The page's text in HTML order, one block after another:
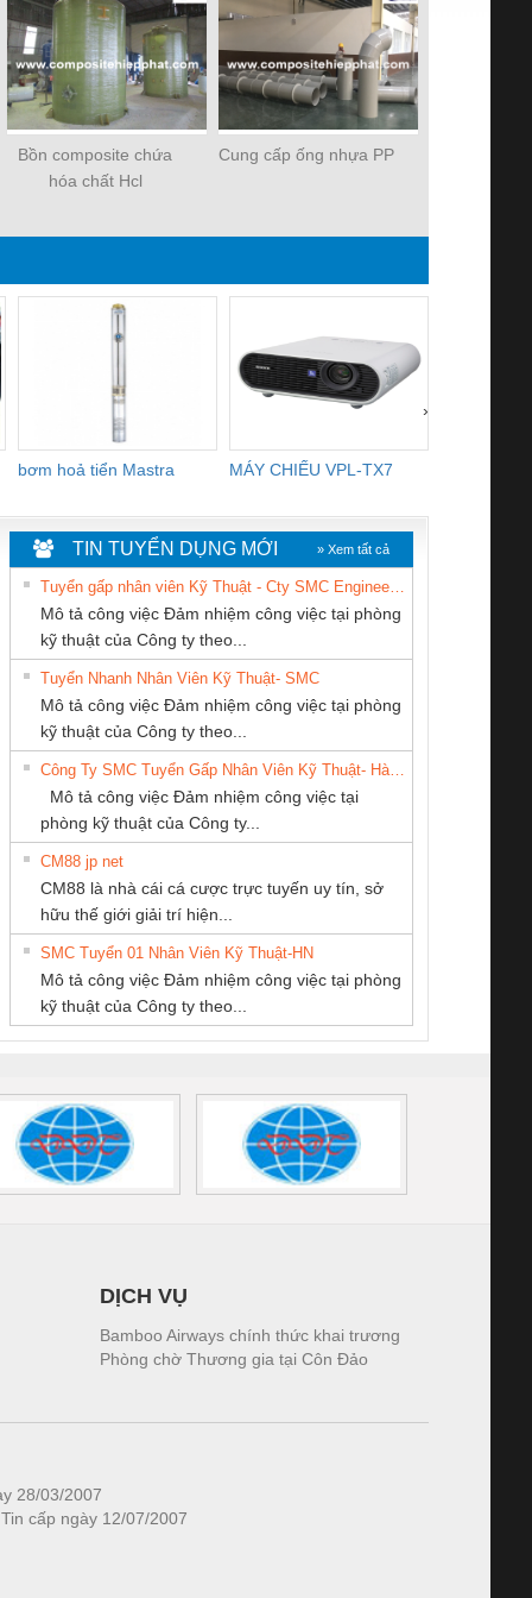
Bồn composite chứa
hóa chất Hcl
Cung cấp ống nhựa PP
bơm hoả tiển Mastra MÁY CHIẾU VPL-TX7
›
An Toàn
Contact
– PSR-
SCP-
FSP/2X1/1X2
sát chuỗi
tấm pin
16I+
(2502520000)
Bộ giám sát chuỗi
tấm pin
TRANSCLINIC 16I+
1K5 L (2433950000)
Bộ giám sát dòng
TRANSCLINIC 16I+
(2008130000)
Bộ chỉnh lưu nguồn
điện TRANSCLINIC
BKE 1K5.4
(7791400879)2. Giá
Nẹp nhôm chống
trơn Đà Nẵng
TY TNHH
DV DAI DONG
CÔNG TY CP TỰ
ĐỘNG TIẾN
HƯNG
Tan Dong Cang
TY CỔ
TỰ ĐỘNG
HƯNG
MEKONG MARINE
SUPPLY
THIẾT BỊ CÔNG
NAM
TIN TUYỂN DỤNG MỚI » Xem tất cả
Mô tả công việc Đảm nhiệm công việc tại phòng
kỹ thuật của Công ty theo...
Tuyển Nhanh Nhân Viên Kỹ Thuật- SMC
Mô tả công việc Đảm nhiệm công việc tại phòng
kỹ thuật của Công ty theo...
Mô tả công việc Đảm nhiệm công việc tại
phòng kỹ thuật của Công ty...
CM88 jp net
CM88 là nhà cái cá cược trực tuyến uy tín, sở
hữu thế giới giải trí hiện...
SMC Tuyển 01 Nhân Viên Kỹ Thuật-HN
Mô tả công việc Đảm nhiệm công việc tại phòng
kỹ thuật của Công ty theo...
DỊCH VỤ
Bamboo Airways chính thức khai trương
Phòng chờ Thương gia tại Côn Đảo
28/03/2007
cấp ngày 12/07/2007